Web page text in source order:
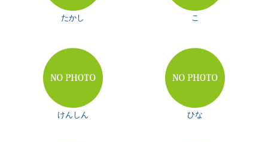
たかし こ
けんしん ひな